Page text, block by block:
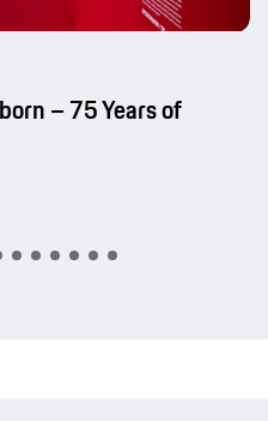
– 75 Years of